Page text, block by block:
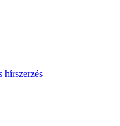
hírszerzés